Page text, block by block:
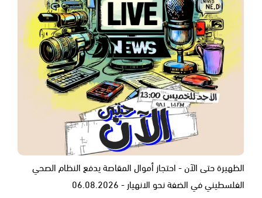
الظهيرة حتى الآن - احتجاز أموال المقاصة يدفع النظام الصحي
الفلسطيني في الضفة نحو الانهيار - 06.08.2026